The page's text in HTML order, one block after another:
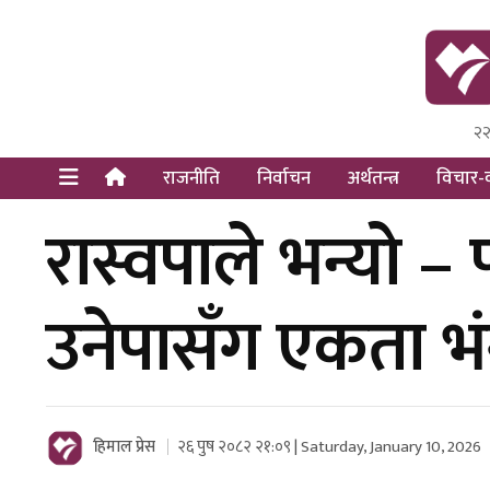
Himal
Dot
राजनीति निर्वाचन अर्थतन्त्र विचार-
रास्वपाले भन्यो –
उनेपासँग एकता
हिमाल प्रेस २६ पुष २०८२ २१:०९ | Saturday, January 10, 2026